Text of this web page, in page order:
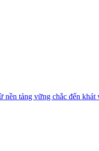
tảng vững chắc đến